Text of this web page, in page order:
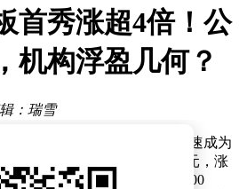
首秀涨超4倍！公
机构浮盈几何？
：瑞雪
大普微的上市，这一事件迅速成为
表现惊艳，收盘价报244.55元，涨
价计算，网上投资者中一签500